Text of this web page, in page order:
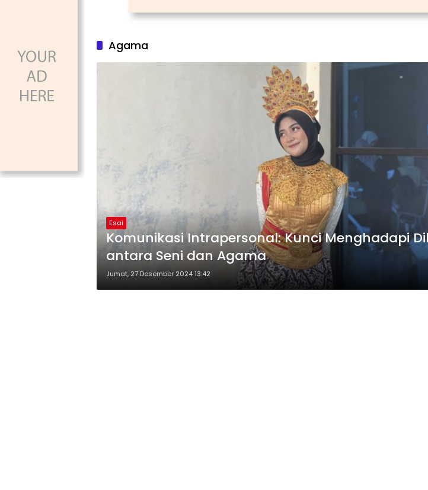
Agama
Esai
Komunikasi Intrapersonal: Kunci Menghadapi
antara Seni dan Agama
Jumat, 27 Desember 2024 13:42